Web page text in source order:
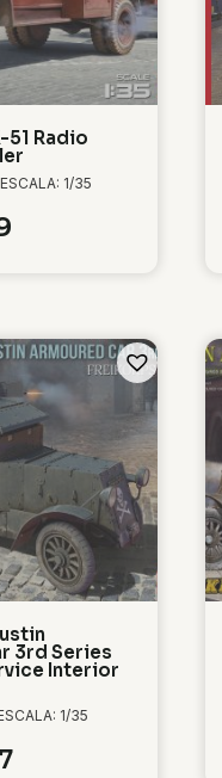
51 Radio
1/35
3rd Series
Interior
1/35